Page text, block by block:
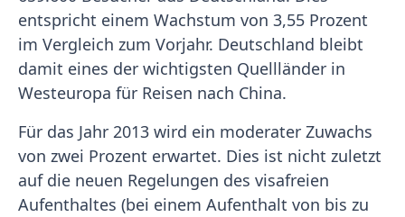
entspricht einem Wachstum von 3,55 Prozent
im Vergleich zum Vorjahr. Deutschland bleibt
damit eines der wichtigsten Quellländer in
Westeuropa für Reisen nach China.
Für das Jahr 2013 wird ein moderater Zuwachs
von zwei Prozent erwartet. Dies ist nicht zuletzt
auf die neuen Regelungen des visafreien
Aufenthaltes (bei einem Aufenthalt von bis zu